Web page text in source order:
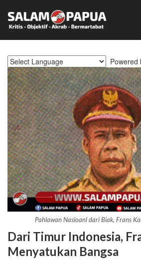
Powered
Pahlawan Nasioanl dari Biak, Frans
Dari Timur Indonesia,
Menyatukan Bangsa